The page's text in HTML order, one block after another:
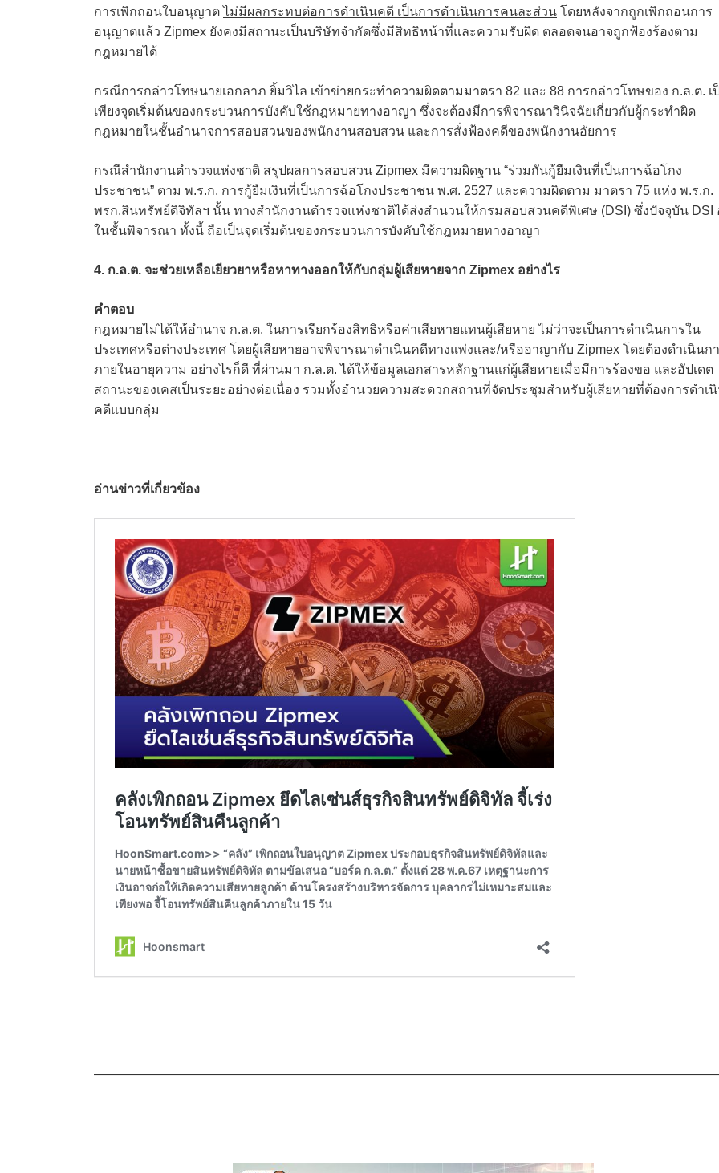
การเพิกถอนใบอนุญาตไม่มีผลกระทบต่อการดำเนินคดี เป็นการดำเนินการคนละส่วน โดยหลังจากถูกเพิกถอนการ
อนุญาตแล้ว Zipmex ยังคงมีสถานะเป็นบริษัทจำกัดซึ่งมีสิทธิหน้าที่และความรับผิด ตลอดจนอาจถูกฟ้องร้องตาม
กฎหมายได้
กรณีการกล่าวโทษนายเอกลาภ ยิ้มวิไล เข้าข่ายกระทำความผิดตามมาตรา 82 และ 88 การกล่าวโทษของ ก.ล.ต. เ
เพียงจุดเริ่มต้นของกระบวนการบังคับใช้กฎหมายทางอาญา ซึ่งจะต้องมีการพิจารณาวินิจฉัยเกี่ยวกับผู้กระทำผิด
กฎหมายในชั้นอำนาจการสอบสวนของพนักงานสอบสวน และการสั่งฟ้องคดีของพนักงานอัยการ
กรณีสำนักงานตำรวจแห่งชาติ สรุปผลการสอบสวน Zipmex มีความผิดฐาน “ร่วมกันกู้ยืมเงินที่เป็นการฉ้อโกง
ประชาชน” ตาม พ.ร.ก. การกู้ยืมเงินที่เป็นการฉ้อโกงประชาชน พ.ศ. 2527 และความผิดตาม มาตรา 75 แห่ง พ.ร.ก.
พรก.สินทรัพย์ดิจิทัลฯ นั้น ทางสำนักงานตำรวจแห่งชาติได้ส่งสำนวนให้กรมสอบสวนคดีพิเศษ (DSI) ซึ่งปัจจุบัน DSI
ในชั้นพิจารณา ทั้งนี้ ถือเป็นจุดเริ่มต้นของกระบวนการบังคับใช้กฎหมายทางอาญา
4. ก.ล.ต. จะช่วยเหลือเยียวยาหรือหาทางออกให้กับกลุ่มผู้เสียหายจาก Zipmex อย่างไร
คำตอบ
กฎหมายไม่ได้ให้อำนาจ ก.ล.ต. ในการเรียกร้องสิทธิหรือค่าเสียหายแทนผู้เสียหาย ไม่ว่าจะเป็นการดำเนินการใน
ประเทศหรือต่างประเทศ โดยผู้เสียหายอาจพิจารณาดำเนินคดีทางแพ่งและ/หรืออาญากับ Zipmex โดยต้องดำเนินก
ภายในอายุความ อย่างไรก็ดี ที่ผ่านมา ก.ล.ต. ได้ให้ข้อมูลเอกสารหลักฐานแก่ผู้เสียหายเมื่อมีการร้องขอ และอัปเดต
สถานะของเคสเป็นระยะอย่างต่อเนื่อง รวมทั้งอำนวยความสะดวกสถานที่จัดประชุมสำหรับผู้เสียหายที่ต้องการดำเ
คดีแบบกลุ่ม
อ่านข่าวที่เกี่ยวข้อง